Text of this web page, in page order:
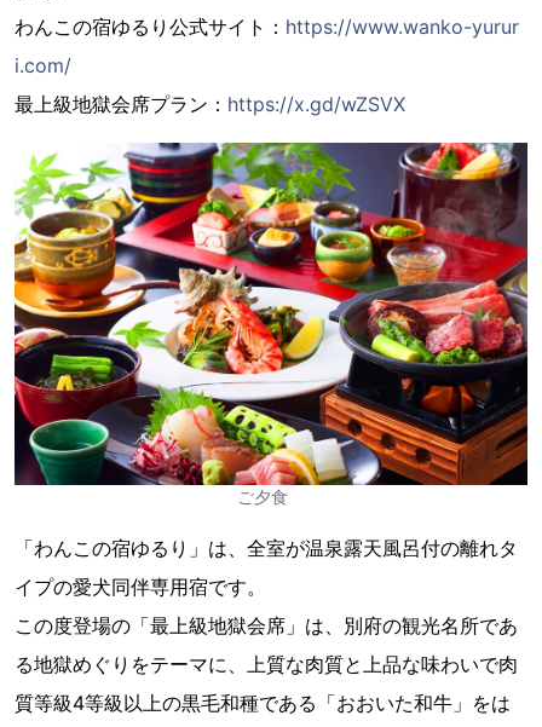
わんこの宿ゆるり公式サイト： https://www.wanko-yurur
i.com/
最上級地獄会席プラン： https://x.gd/wZSVX
ご夕食
「わんこの宿ゆるり」は、全室が温泉露天風呂付の離れタ
イプの愛犬同伴専用宿です。
この度登場の「最上級地獄会席」は、別府の観光名所であ
る地獄めぐりをテーマに、上質な肉質と上品な味わいで肉
質等級4等級以上の黒毛和種である「おおいた和牛」をは